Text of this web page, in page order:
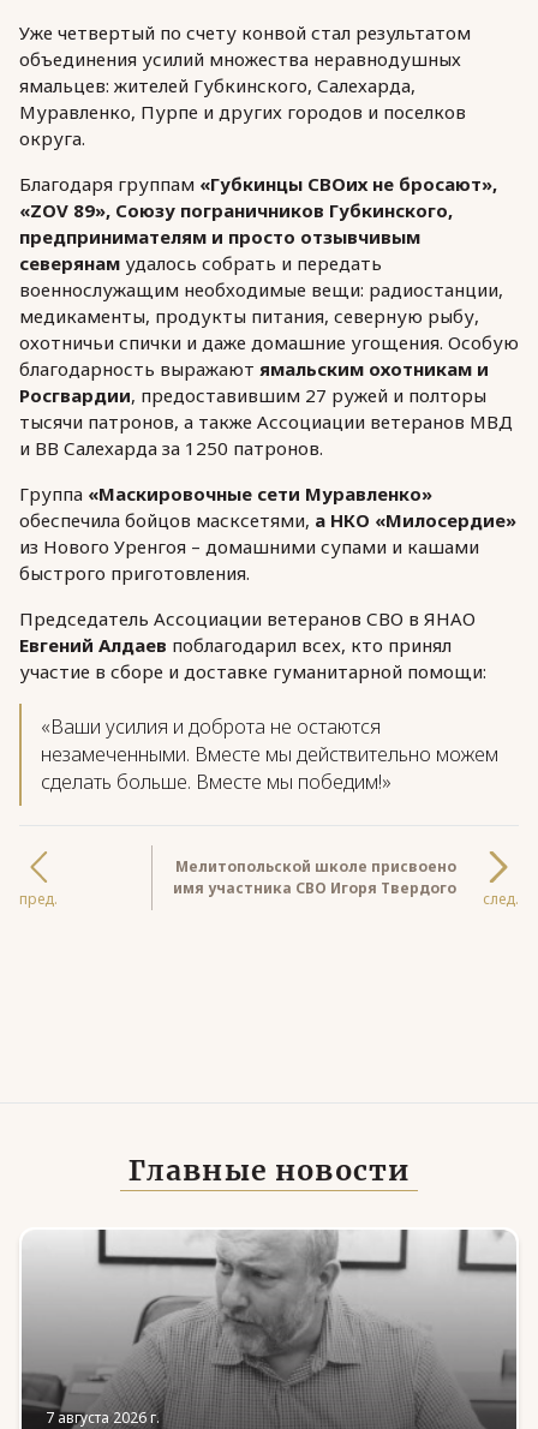
Уже четвертый по счету конвой стал результатом
объединения усилий множества неравнодушных
ямальцев: жителей Губкинского, Салехарда,
Муравленко, Пурпе и других городов и поселков
округа.
Благодаря группам «Губкинцы СВОих не бросают»,
«ZOV 89», Союзу пограничников Губкинского,
предпринимателям и просто отзывчивым
северянам удалось собрать и передать
военнослужащим необходимые вещи: радиостанции,
медикаменты, продукты питания, северную рыбу,
охотничьи спички и даже домашние угощения. Особую
благодарность выражают ямальским охотникам и
Росгвардии, предоставившим 27 ружей и полторы
тысячи патронов, а также Ассоциации ветеранов МВД
и ВВ Салехарда за 1250 патронов.
Группа «Маскировочные сети Муравленко»
обеспечила бойцов масксетями, а НКО «Милосердие»
из Нового Уренгоя – домашними супами и кашами
быстрого приготовления.
Председатель Ассоциации ветеранов СВО в ЯНАО
Евгений Алдаев поблагодарил всех, кто принял
участие в сборе и доставке гуманитарной помощи:
«Ваши усилия и доброта не остаются
незамеченными. Вместе мы действительно можем
сделать больше. Вместе мы победим!»
пред.
Мелитопольской школе присвоено
имя участника СВО Игоря Твердого
след.
Главные новости
7 августа 2026 г.